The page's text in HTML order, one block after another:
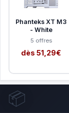
Phanteks XT M3
- White
5 offres
dès 51,29€
📦